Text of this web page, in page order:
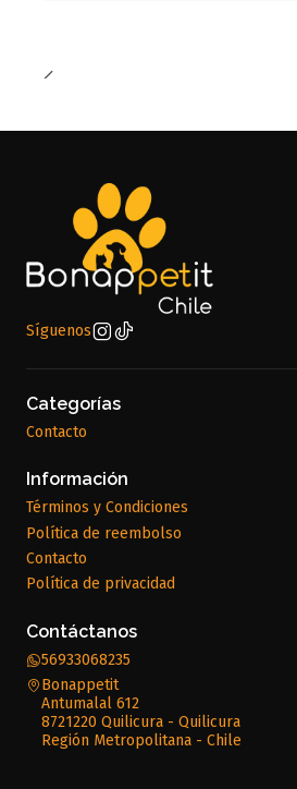
Síguenos
Categorías
Contacto
Información
Términos y Condiciones
Política de reembolso
Contacto
Política de privacidad
Contáctanos
56933068235
Bonappetit
Antumalal 612
8721220 Quilicura - Quilicura
Región Metropolitana - Chile